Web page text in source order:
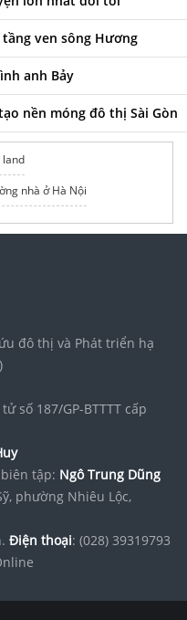
ven sông Hương
anh Bảy
nền móng đô thị Sài Gòn
nhà ở Hà Nội
đô thị và Phát triển hạ
số 187/GP-BTTTT cấp
tập: Ngô Trung Dũng
phường Nhiêu Lộc,
Điện thoại: (028) 39319793